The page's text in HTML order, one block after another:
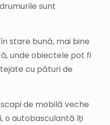
sunt
stare bună, mai bine
unde obiectele pot fi
cu pături de
de mobilă veche
o autobasculantă îți